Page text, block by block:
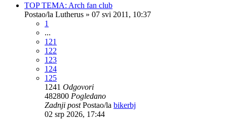
TOP TEMA: Arch fan club
Postao/la Lutherus » 07 svi 2011, 10:37
1
...
121
122
123
124
125
1241 Odgovori
482800 Pogledano
Zadnji postPostao/la bikerbj
02 srp 2026, 17:44